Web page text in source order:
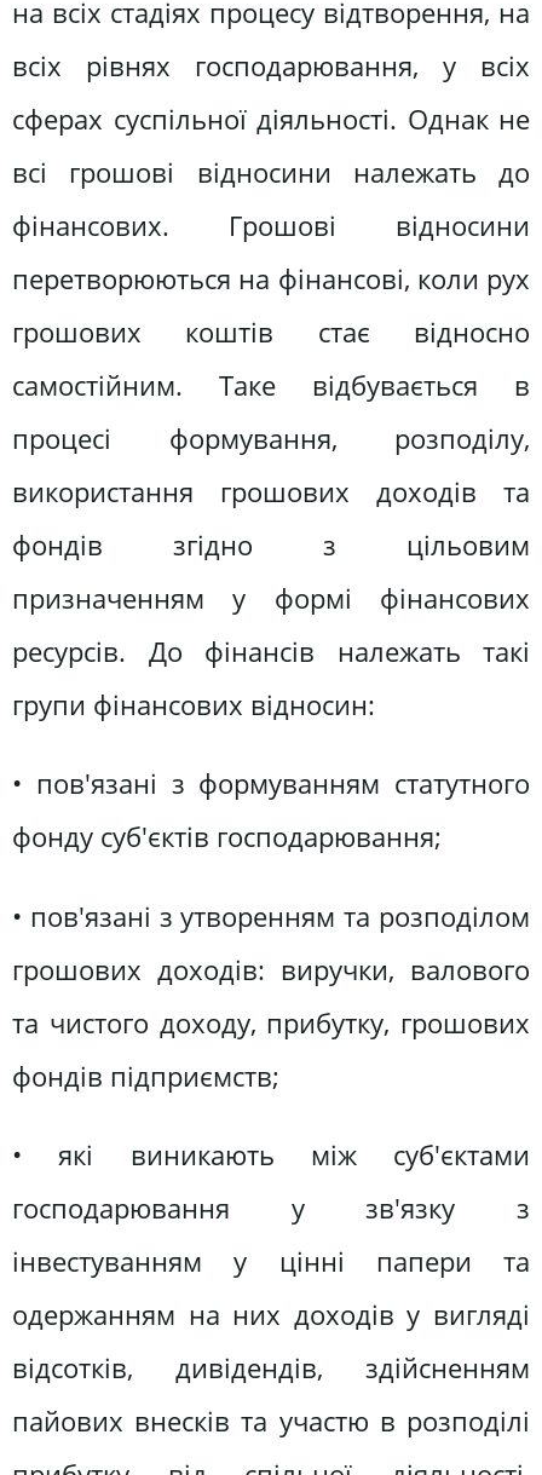
на всіх стадіях процесу відтворення, на
всіх рівнях господарювання, у всіх
сферах суспільної діяльності. Однак не
всі грошові відносини належать до
фінансових. Грошові відносини
перетворюються на фінансові, коли рух
грошових коштів стає відносно
самостійним. Таке відбувається в
процесі формування, розподілу,
використання грошових доходів та
фондів згідно з цільовим
призначенням у формі фінансових
ресурсів. До фінансів належать такі
групи фінансових відносин:
• пов'язані з формуванням статутного
фонду суб'єктів господарювання;
• пов'язані з утворенням та розподілом
грошових доходів: виручки, валового
та чистого доходу, прибутку, грошових
фондів підприємств;
• які виникають між суб'єктами
господарювання у зв'язку з
інвестуванням у цінні папери та
одержанням на них доходів у вигляді
відсотків, дивідендів, здійсненням
пайових внесків та участю в розподілі